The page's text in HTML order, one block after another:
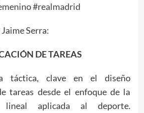
#realmadrid
Serra:
DE TAREAS
táctica, clave en el diseño
tareas desde el enfoque de la
lineal aplicada al deporte.